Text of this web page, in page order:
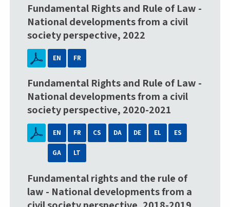
Fundamental Rights and Rule of Law -
National developments from a civil
society perspective, 2022
EN FR
Fundamental Rights and Rule of Law -
National developments from a civil
society perspective, 2020-2021
EN FR CS DA DE EL ES
GA LT
Fundamental rights and the rule of
law - National developments from a